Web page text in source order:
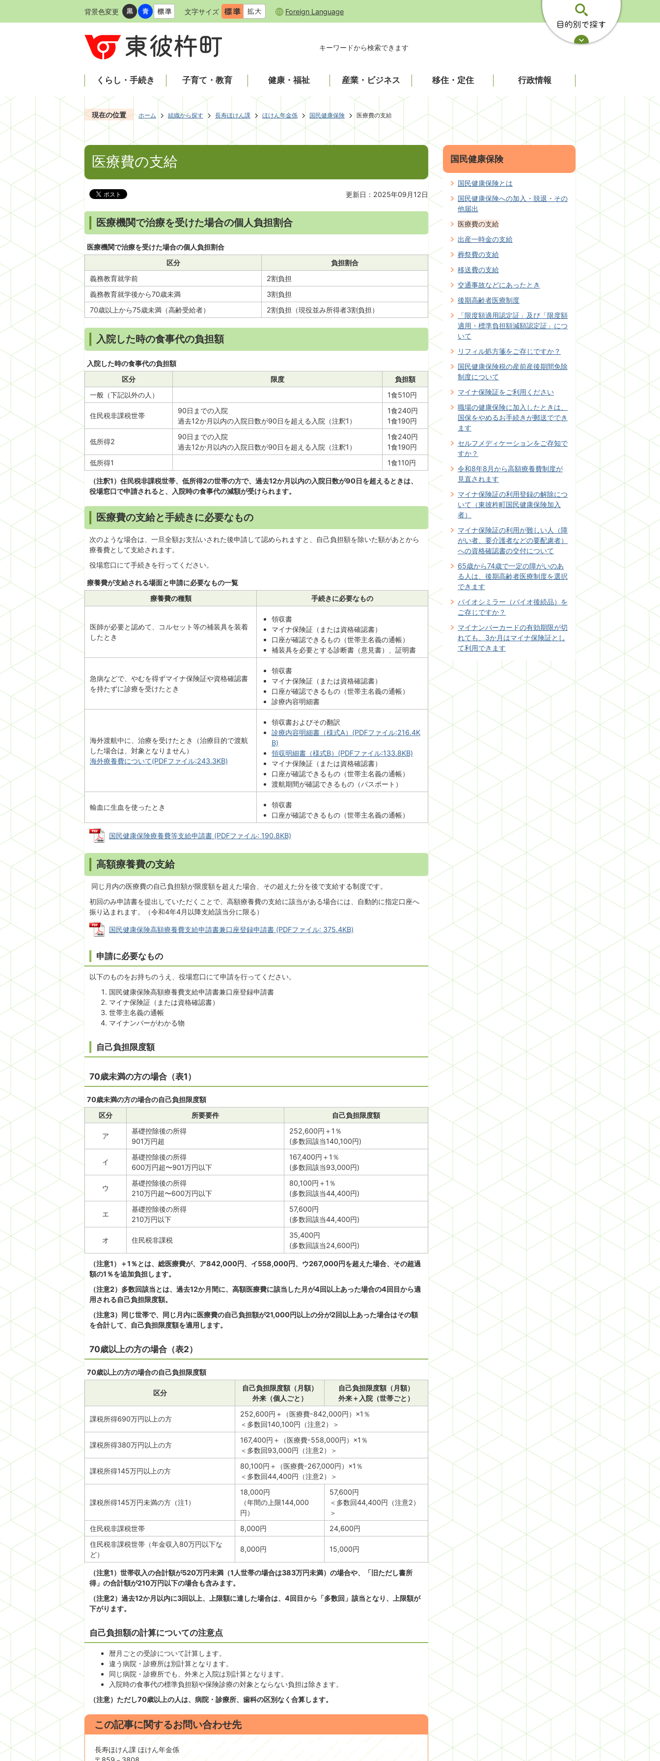
背景色変更 文字サイズ Foreign Language
キーワードから検索できます
くらし・手続き 子育て・教育 健康・福祉 産業・ビジネス 移住・定住 行政情報
現在の位置 ホーム 組織から探す 長寿ほけん課 ほけん年金係 国民健康保険 医療費の支給
医療費の支給
更新日：2025年09月12日
医療機関で治療を受けた場合の個人負担割合
医療機関で治療を受けた場合の個人負担割合
区分
負担割合
義務教育就学前
2割負担
義務教育就学後から70歳未満
3割負担
70歳以上から75歳未満（高齢受給者）
2割負担（現役並み所得者3割負担）
入院した時の食事代の負担額
入院した時の食事代の負担額
区分
限度
負担額
一般（下記以外の人）
1食510円
住民税非課税世帯
90日までの入院
過去12か月以内の入院日数が90日を超える入院（注釈1）
1食240円
1食190円
低所得2
90日までの入院
過去12か月以内の入院日数が90日を超える入院（注釈1）
1食240円
1食190円
低所得1
1食110円
（注釈1）住民税非課税世帯、低所得2の世帯の方で、過去12か月以内の入院日数が90日を超えるときは、
役場窓口で申請されると、入院時の食事代の減額が受けられます。
医療費の支給と手続きに必要なもの
次のような場合は、一旦全額お支払いされた後申請して認められますと、自己負担額を除いた額があとから
療養費として支給されます。
役場窓口にて手続きを行ってください。
療養費が支給される場面と申請に必要なもの一覧
療養費の種類
手続きに必要なもの
医師が必要と認めて、コルセット等の補装具を装着
したとき
領収書
マイナ保険証（または資格確認書）
口座が確認できるもの（世帯主名義の通帳）
補装具を必要とする診断書（意見書）、証明書
急病などで、やむを得ずマイナ保険証や資格確認書
を持たずに診療を受けたとき
領収書
マイナ保険証（または資格確認書）
口座が確認できるもの（世帯主名義の通帳）
診療内容明細書
海外渡航中に、治療を受けたとき（治療目的で渡航
した場合は、対象となりません）
海外療養費について(PDFファイル:243.3KB)
領収書およびその翻訳
診療内容明細書（様式A）(PDFファイル:216.4K
B)
領収明細書（様式B）(PDFファイル:133.8KB)
マイナ保険証（または資格確認書）
口座が確認できるもの（世帯主名義の通帳）
渡航期間が確認できるもの（パスポート）
輸血に生血を使ったとき
領収書
口座が確認できるもの（世帯主名義の通帳）
国民健康保険療養費等支給申請書 (PDFファイル: 190.8KB)
高額療養費の支給
同じ月内の医療費の自己負担額が限度額を超えた場合、その超えた分を後で支給する制度です。
初回のみ申請書を提出していただくことで、高額療養費の支給に該当がある場合には、自動的に指定口座へ
振り込まれます。（令和4年4月以降支給該当分に限る）
国民健康保険高額療養費支給申請書兼口座登録申請書 (PDFファイル: 375.4KB)
申請に必要なもの
以下のものをお持ちのうえ、役場窓口にて申請を行ってください。
国民健康保険高額療養費支給申請書兼口座登録申請書
マイナ保険証（または資格確認書）
世帯主名義の通帳
マイナンバーがわかる物
自己負担限度額
70歳未満の方の場合（表1）
70歳未満の方の場合の自己負担限度額
区分
所要要件 自己負担限度額
ア
基礎控除後の所得
901万円超
252,600円＋1％
(多数回該当140,100円)
イ
基礎控除後の所得
600万円超〜901万円以下
167,400円＋1％
(多数回該当93,000円)
ウ
基礎控除後の所得
210万円超〜600万円以下
80,100円＋1％
(多数回該当44,400円)
エ
基礎控除後の所得
210万円以下
57,600円
(多数回該当44,400円)
オ 住民税非課税
35,400円
(多数回該当24,600円)
（注意1）＋1％とは、総医療費が、ア842,000円、イ558,000円、ウ267,000円を超えた場合、その超過
額の1％を追加負担します。
（注意2）多数回該当とは、過去12か月間に、高額医療費に該当した月が4回以上あった場合の4回目から適
用される自己負担限度額。
（注意3）同じ世帯で、同じ月内に医療費の自己負担額が21,000円以上の分が2回以上あった場合はその額
を合計して、自己負担限度額を適用します。
70歳以上の方の場合（表2）
70歳以上の方の場合の自己負担限度額
区分
自己負担限度額（月額）
外来（個人ごと）
自己負担限度額（月額）
外来＋入院（世帯ごと）
課税所得690万円以上の方
252,600円＋（医療費-842,000円）×1％
＜多数回140,100円（注意2）＞
課税所得380万円以上の方
167,400円＋（医療費-558,000円）×1％
＜多数回93,000円（注意2）＞
課税所得145万円以上の方
80,100円＋（医療費-267,000円）×1％
＜多数回44,400円（注意2）＞
課税所得145万円未満の方（注1）
18,000円
（年間の上限144,000
円）
57,600円
＜多数回44,400円（注意2）
＞
住民税非課税世帯
8,000円
24,600円
住民税非課税世帯（年金収入80万円以下な
ど）
8,000円 15,000円
（注意1）世帯収入の合計額が520万円未満（1人世帯の場合は383万円未満）の場合や、「旧ただし書所
得」の合計額が210万円以下の場合も含みます。
（注意2）過去12か月以内に3回以上、上限額に達した場合は、4回目から「多数回」該当となり、上限額が
下がります。
自己負担額の計算についての注意点
暦月ごとの受診について計算します。
違う病院・診療所は別計算となります。
同じ病院・診療所でも、外来と入院は別計算となります。
入院時の食事代の標準負担額や保険診療の対象とならない負担は除きます。
（注意）ただし70歳以上の人は、病院・診療所、歯科の区別なく合算します。
この記事に関するお問い合わせ先
長寿ほけん課 ほけん年金係
国民健康保険
国民健康保険とは
国民健康保険への加入・脱退・その
他届出
医療費の支給
出産一時金の支給
葬祭費の支給
移送費の支給
交通事故などにあったとき
後期高齢者医療制度
「限度額適用認定証」及び「限度額
適用・標準負担額減額認定証」につ
いて
リフィル処方箋をご存じですか？
国民健康保険税の産前産後期間免除
制度について
マイナ保険証をご利用ください
職場の健康保険に加入したときは、
国保をやめるお手続きが郵送ででき
ます
セルフメディケーションをご存知で
すか？
令和8年8月から高額療養費制度が
見直されます
マイナ保険証の利用登録の解除につ
いて（東彼杵町国民健康保険加入
者）
マイナ保険証の利用が難しい人（障
がい者、要介護者などの要配慮者）
への資格確認書の交付について
65歳から74歳で一定の障がいのあ
る人は、後期高齢者医療制度を選択
できます
バイオシミラー（バイオ後続品）を
ご存じですか？
マイナンバーカードの有効期限が切
れても、3か月はマイナ保険証とし
て利用できます